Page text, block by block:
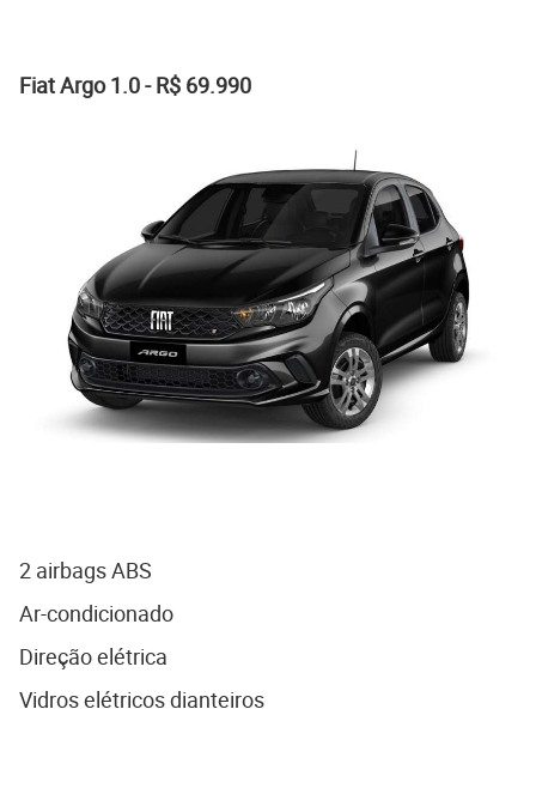
Fiat Argo 1.0 - R$ 69.990
2 airbags ABS
Ar-condicionado
Direção elétrica
Vidros elétricos dianteiros